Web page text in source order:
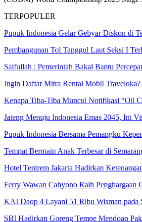
TERPOPULER
Pupuk Indonesia Gelar Gebyar Diskon di
Pembangunan Tol Tanggul Laut Seksi I
Saifullah : Pemerintah Bakal Bantu
Ingin Daftar Mitra Rental Mobil Traveloka?
Kenapa Tiba-Tiba Muncul Notifikasi “Oil
Jateng Menuju Indonesia Emas 2045, Ini
Pupuk Indonesia Bersama Pemangku
Tempat Bermain Anak Terbesar di
Hotel Tentrem Jakarta Hadirkan
Ferry Wawan Cahyono Raih Penghargaan
KAI Daop 4 Layani 51 Ribu Wisman pada
SBI Hadirkan Goreng Tempe Mendoan